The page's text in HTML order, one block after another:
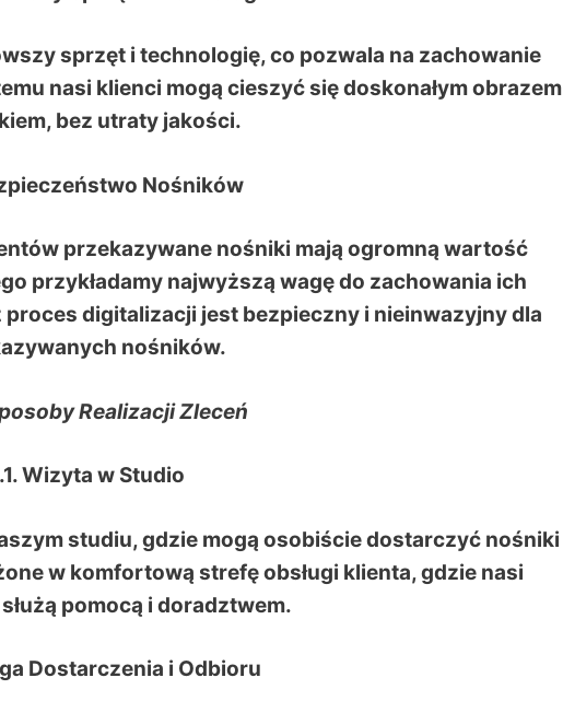
sprzęt i technologię, co pozwala na zachowanie
nasi klienci mogą cieszyć się doskonałym obrazem
bez utraty jakości.
Nośników
przekazywane nośniki mają ogromną wartość
przykładamy najwyższą wagę do zachowania ich
digitalizacji jest bezpieczny i nieinwazyjny dla
nośników.
Realizacji Zleceń
Wizyta w Studio
studiu, gdzie mogą osobiście dostarczyć nośniki
w komfortową strefę obsługi klienta, gdzie nasi
pomocą i doradztwem.
Dostarczenia i Odbioru